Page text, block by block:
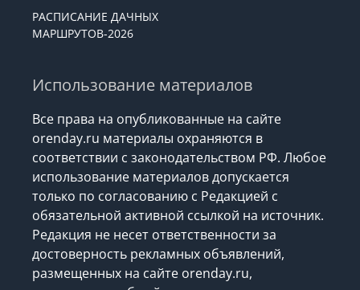
РАСПИСАНИЕ ДАЧНЫХ
МАРШРУТОВ-2026
Использование материалов
Все права на опубликованные на сайте
orenday.ru материалы охраняются в
соответствии с законодательством РФ. Любое
использование материалов допускается
только по согласованию с Редакцией с
обязательной активной ссылкой на источник.
Редакция не несет ответственности за
достоверность рекламных объявлений,
размещенных на сайте orenday.ru,